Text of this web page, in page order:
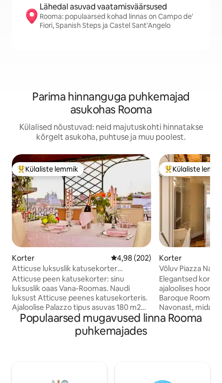
Lähedal asuvad vaatamisväärsused
Rooma: populaarsed kohad linnas on Campo de'
Fiori, Spanish Steps ja Castel Sant'Angelo
Parima hinnanguga puhkemajad
asukohas Rooma
Külalised nõustuvad: neid majutuskohti hinnatakse
kõrgelt asukoha, puhtuse ja muu poolest.
Külaliste suur lemmik
Külaliste lemmik
Korter Keskmine hinnang 4,98/5, 202
4,98 (202)
Atticuse luksuslik katusekorter
hämmastava terrassiga
Atticuse peen katusekorter: sinu
luksuslik oaas Vana-Roomas. Naudi
luksust Atticuse peenes katusekorteris.
Ajaloolise Palazzo tipus asuvas 180 m2
katusekorteris on kaks magamistuba,
suured eluruumid ja marmorist
vannitoad. Naudi oma privaatselt
Külaliste suur
Külaliste
Korter
Võluv Piazza
Elegantsed
ajaloolises
Baroque Rooma
Navonast, mida
Bernini ja
Populaarsed mugavused linna Rooma
puhkemajades